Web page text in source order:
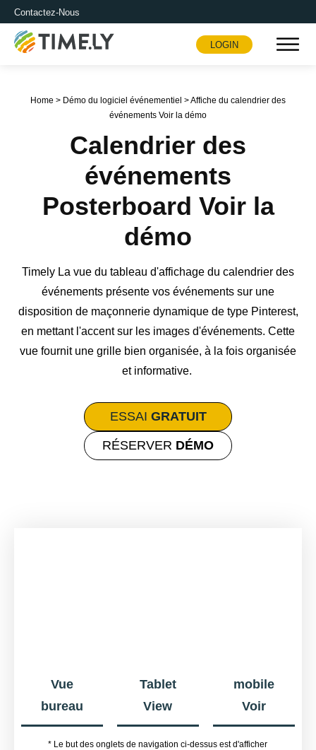
Contactez-Nous
Timely
LOGIN
Home > Démo du logiciel événementiel >Affiche du calendrier des
événements Voir la démo
Calendrier des
événements
Posterboard Voir la
démo
Timely La vue du tableau d'affichage du calendrier des
événements présente vos événements sur une
disposition de maçonnerie dynamique de type Pinterest,
en mettant l'accent sur les images d'événements. Cette
vue fournit une grille bien organisée, à la fois organisée
et informative.
ESSAI GRATUIT
RÉSERVER DÉMO
Vue
bureau
Tablet
View
mobile
Voir
* Le but des onglets de navigation ci-dessus est d'afficher